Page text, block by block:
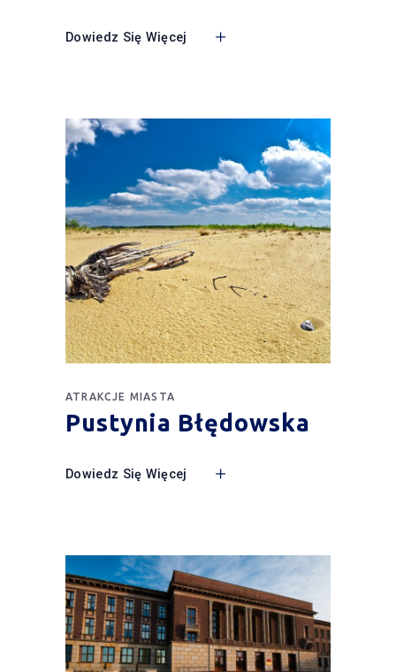
Dowiedz Się Więcej
ATRAKCJE MIASTA
Pustynia Błędowska
Dowiedz Się Więcej